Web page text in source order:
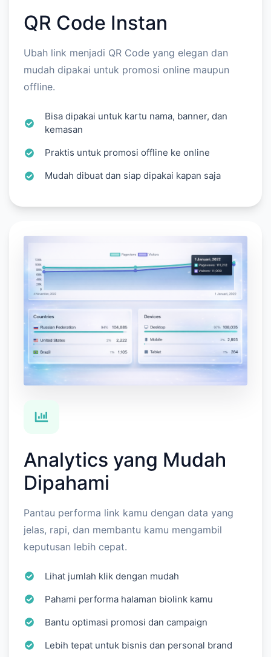
QR Code Instan
Ubah link menjadi QR Code yang elegan dan
mudah dipakai untuk promosi online maupun
offline.
Bisa dipakai untuk kartu nama, banner, dan
kemasan
Praktis untuk promosi offline ke online
Mudah dibuat dan siap dipakai kapan saja
Analytics yang Mudah
Dipahami
Pantau performa link kamu dengan data yang
jelas, rapi, dan membantu kamu mengambil
keputusan lebih cepat.
Lihat jumlah klik dengan mudah
Pahami performa halaman biolink kamu
Bantu optimasi promosi dan campaign
Lebih tepat untuk bisnis dan personal brand